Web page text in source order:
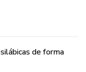
um estudante por
uma fica e
de forma